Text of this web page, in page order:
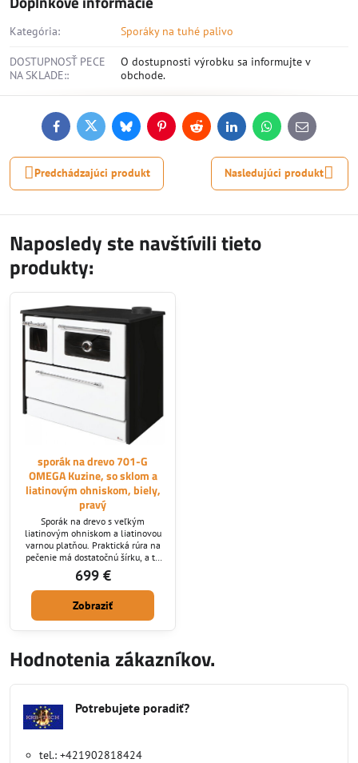
Kategória: Sporáky na tuhé palivo
DOSTUPNOSŤ PECE
NA SKLADE::
O dostupnosti výrobku sa informujte v
obchode.
FacebookTwitterBlueskyPinterestReddit LinkedInWhatsApp
E-
mail
Predchádzajúci produkt Nasledujúci produkt
Naposledy ste navštívili tieto
produkty:
sporák na drevo 701-G
OMEGA Kuzine, so sklom a
liatinovým ohniskom, biely,
pravý
Sporák na drevo s veľkým
liatinovým ohniskom a liatinovou
varnou platňou. Praktická rúra na
pečenie má dostatočnú šírku, a to
45 cm a na dvierkach sa nachádza
praktický teplomer.
699 €
Zobraziť
Hodnotenia zákazníkov.
Potrebujete poradiť?
tel.: +421902818424